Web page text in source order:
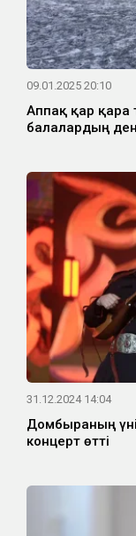
09.01.2025 20:10
Аппақ қар қара
балалардың
31.12.2024 14:04
Домбыраның
концерт өтті